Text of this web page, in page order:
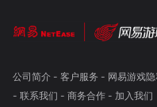
公司简介- 客户服务 - 网易游戏
- 联系我们 - 商务合作- 加入我们